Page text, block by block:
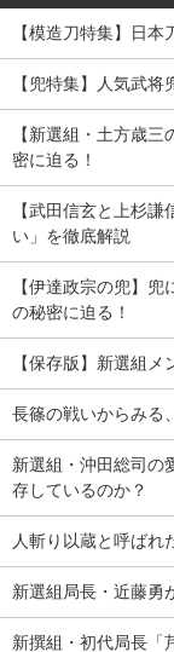
【模造刀特集】日
【兜特集】人気武
【新選組・土方歳
密に迫る！
【武田信玄と上杉
い」を徹底解説
【伊達政宗の兜】
の秘密に迫る！
【保存版】新選組
長篠の戦いからみる
新選組・沖田総司の
存しているのか？
人斬り以蔵と呼ばれ
新選組局長・近藤勇
新撰組・初代局長「